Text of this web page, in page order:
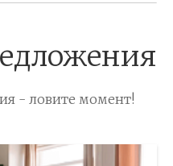
- ловите момент!